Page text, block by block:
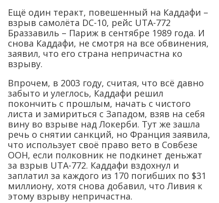
Ещё один теракт, повешенный на Каддафи –
взрыв самолёта DC-10, рейс UTA-772
Браззавиль – Париж в сентябре 1989 года. И
снова Каддафи, не смотря на все обвинения,
заявил, что его страна непричастна ко
взрыву.
Впрочем, в 2003 году, считая, что всё давно
забыто и улеглось, Каддафи решил
покончить с прошлым, начать с чистого
листа и замириться с Западом, взяв на себя
вину во взрыве над Локерби. Тут же зашла
речь о снятии санкций, но Франция заявила,
что использует своё право вето в Совбезе
ООН, если полковник не подкинет деньжат
за взрыв UTA-772. Каддафи вздохнул и
заплатил за каждого из 170 погибших по $31
миллиону, хотя снова добавил, что Ливия к
этому взрыву непричастна.